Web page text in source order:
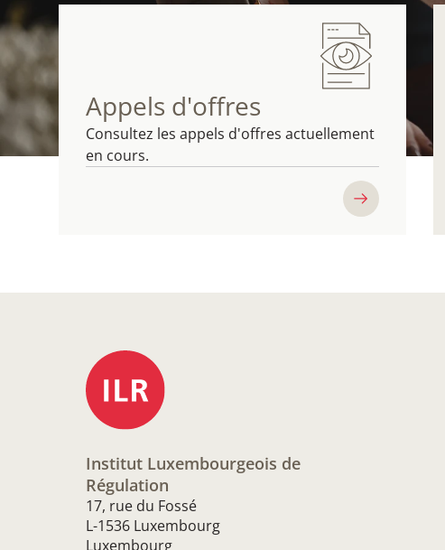
Appels d'offres
Consultez les appels d'offres actuellement
en cours.
Institut Luxembourgeois de
Régulation
17, rue du Fossé
L-1536 Luxembourg
Luxembourg